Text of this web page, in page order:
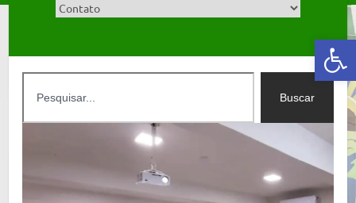
Abrir a barra de ferramentas
Buscar